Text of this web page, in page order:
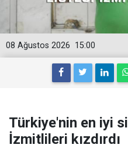
15:00
08 Ağustos 2026
Türkiye'nin en iyi
İzmitlileri kızdırdı